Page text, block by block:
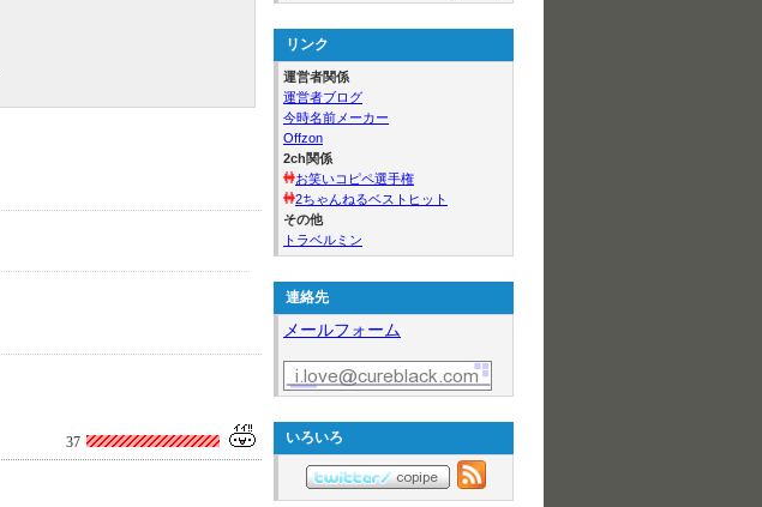
37
リンク
運営者関係
運営者ブログ
今時名前メーカー
Offzon
2ch関係
お笑いコピペ選手権
2ちゃんねるベストヒット
その他
トラベルミン
連絡先
メールフォーム
いろいろ